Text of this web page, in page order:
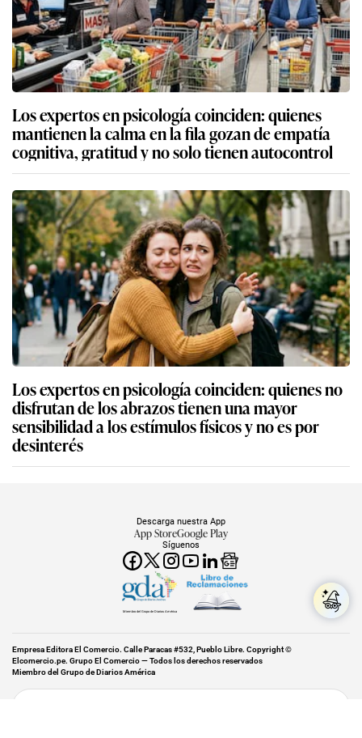
Los expertos en psicología coinciden: quienes
mantienen la calma en la fila gozan de empatía
cognitiva, gratitud y no solo tienen autocontrol
Los expertos en psicología coinciden: quienes no
disfrutan de los abrazos tienen una mayor
sensibilidad a los estímulos físicos y no es por
desinterés
Síguenos
Descarga nuestra App
App StoreGoogle Play
Miembro del Grupo de Diarios América
Empresa Editora El Comercio. Calle Paracas #532, Pueblo Libre. Copyright ©
Elcomercio.pe. Grupo El Comercio — Todos los derechos reservados
Miembro del Grupo de Diarios América